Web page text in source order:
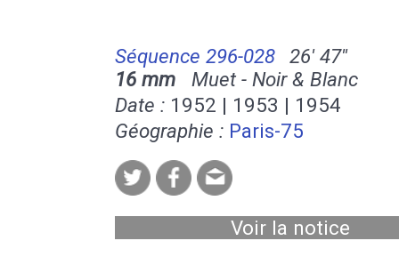
Séquence 296-028
26' 47''
16 mm Muet - Noir & Blanc
Date : 1952 | 1953 | 1954
Géographie : Paris-75
Voir la notice